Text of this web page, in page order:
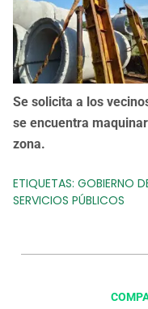
Se solicita a los
se encuentra
zona.
ETIQUETAS: GOBIERNO
SERVICIOS PÚBLICOS